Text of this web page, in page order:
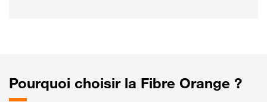
Pourquoi choisir la Fibre Orange ?